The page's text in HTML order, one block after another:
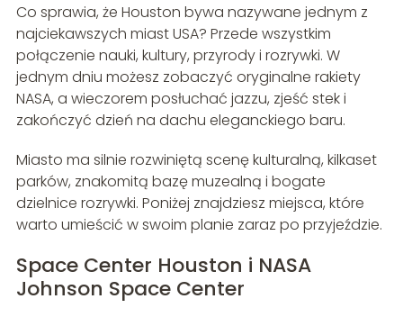
Co sprawia, że Houston bywa nazywane jednym z
najciekawszych miast USA? Przede wszystkim
połączenie nauki, kultury, przyrody i rozrywki. W
jednym dniu możesz zobaczyć oryginalne rakiety
NASA, a wieczorem posłuchać jazzu, zjeść stek i
zakończyć dzień na dachu eleganckiego baru.
Miasto ma silnie rozwiniętą scenę kulturalną, kilkaset
parków, znakomitą bazę muzealną i bogate
dzielnice rozrywki. Poniżej znajdziesz miejsca, które
warto umieścić w swoim planie zaraz po przyjeździe.
Space Center Houston i NASA
Johnson Space Center